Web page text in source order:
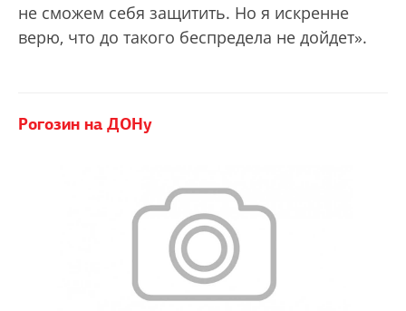
не сможем себя защитить. Но я искренне
верю, что до такого беспредела не дойдет».
Рогозин на ДОНу